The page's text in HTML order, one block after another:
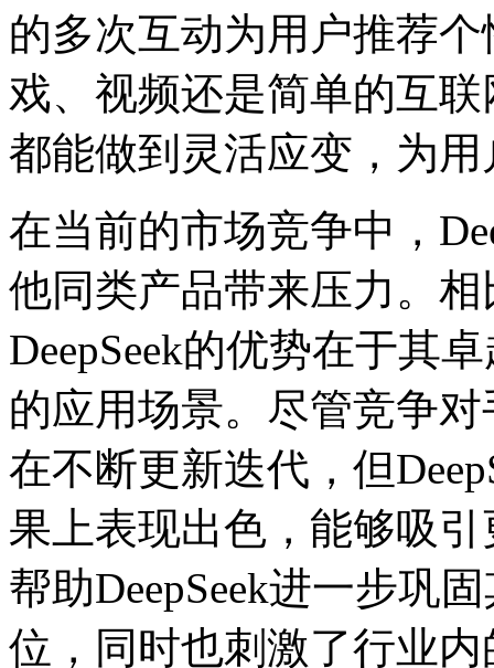
的多次互动为用户推荐
戏、视频还是简单的互联
都能做到灵活应变，为
在当前的市场竞争中，
他同类产品带来压力。
DeepSeek的优势在于其
的应用场景。尽管竞争
在不断更新迭代，但
果上表现出色，能够吸
帮助DeepSeek进一步巩
位，同时也刺激了行业